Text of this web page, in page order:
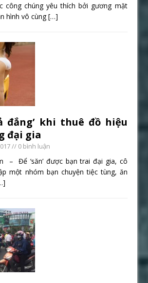
công chúng yêu thích bởi gương mặt
hình vô cùng[…]
đắng’ khi thuê đồ hiệu
đại gia
// 0 bình luận
– Để ‘săn’ được bạn trai đại gia, cô
một nhóm bạn chuyện tiệc tùng, ăn